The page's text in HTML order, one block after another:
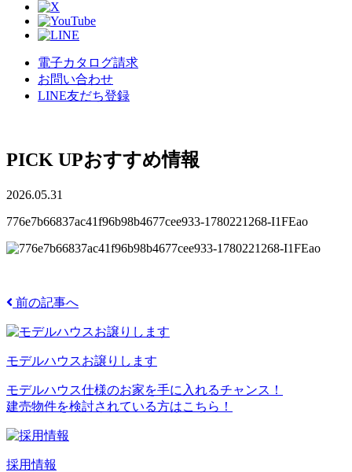
電子カタログ請求
お問い合わせ
LINE友だち登録
PICK UPおすすめ情報
2026.05.31
776e7b66837ac41f96b98b4677cee933-1780221268-I1FEao
前の記事へ
モデルハウスお譲りします
モデルハウス仕様のお家を手に入れるチャンス！
建売物件を検討されている方はこちら！
採用情報